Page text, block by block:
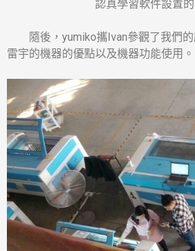
認真學習軟件設置
隨後，yumiko攜Ivan參觀了我們
雷宇的機器的優點以及機器功能使用。